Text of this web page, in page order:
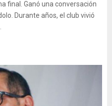
final. Ganó una conversación
Durante años, el club vivió